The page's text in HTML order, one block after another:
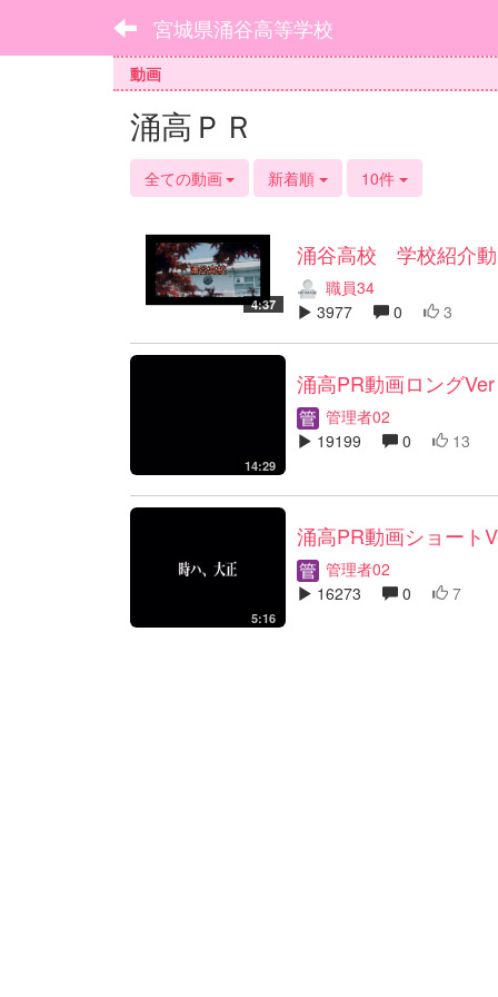
宮城県涌谷高等学校
動画
涌高ＰＲ
全ての動画 新着順 10件
4:37
涌谷高校 学校紹介
職員34
3977
0 3
14:29
涌高PR動画ロングVer
管理者02
19199
0 13
5:16
涌高PR動画ショート
管理者02
16273
0 7